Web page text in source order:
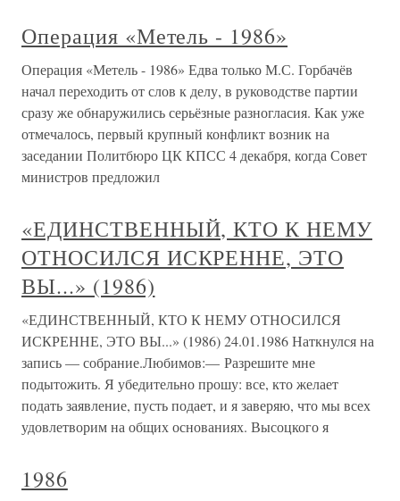
Операция «Метель - 1986»
Операция «Метель - 1986» Едва только М.С. Горбачёв
начал переходить от слов к делу, в руководстве партии
сразу же обнаружились серьёзные разногласия. Как уже
отмечалось, первый крупный конфликт возник на
заседании Политбюро ЦК КПСС 4 декабря, когда Совет
министров предложил
«ЕДИНСТВЕННЫЙ, КТО К НЕМУ
ОТНОСИЛСЯ ИСКРЕННЕ, ЭТО
ВЫ...» (1986)
«ЕДИНСТВЕННЫЙ, КТО К НЕМУ ОТНОСИЛСЯ
ИСКРЕННЕ, ЭТО ВЫ...» (1986) 24.01.1986 Наткнулся на
запись — собрание.Любимов:— Разрешите мне
подытожить. Я убедительно прошу: все, кто желает
подать заявление, пусть подает, и я заверяю, что мы всех
удовлетворим на общих основаниях. Высоцкого я
1986